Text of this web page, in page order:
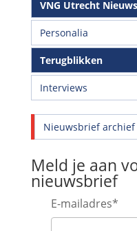
VNG Utrecht Nieuws
Personalia
Terugblikken
Interviews
Nieuwsbrief archief
Meld je aan
nieuwsbrief
E-mailadres*